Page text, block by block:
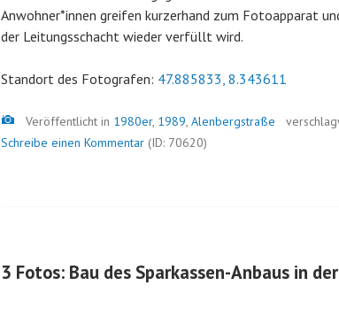
Anwohner*innen greifen kurzerhand zum Fotoapparat
der Leitungsschacht wieder verfüllt wird.
Standort des Fotografen: 47.885833, 8.343611
Bild
Veröffentlicht in 1980er, 1989, Alenbergstraße
Schreibe einen Kommentar (ID: 70620)
3 Fotos: Bau des Sparkassen-Anbaus in